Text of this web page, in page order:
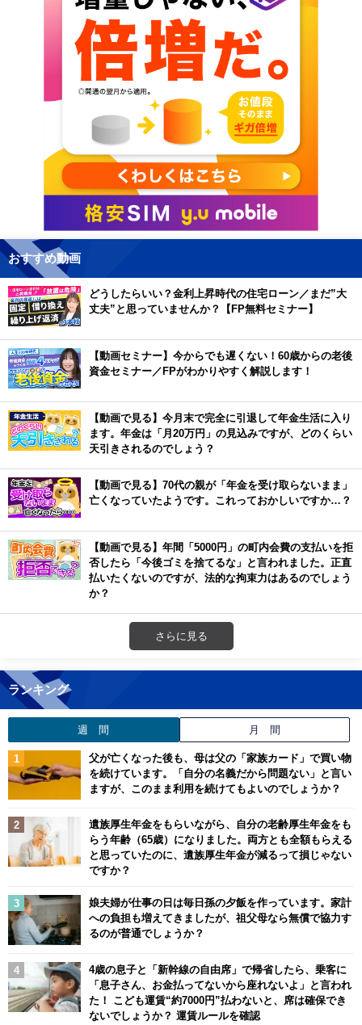
おすすめ動画
どうしたらいい？金利上昇時代の住宅ローン／まだ”大
丈夫”と思っていませんか？【FP無料セミナー】
【動画セミナー】今からでも遅くない！60歳からの老後
資金セミナー／FPがわかりやすく解説します！
【動画で見る】今月末で完全に引退して年金生活に入り
ます。年金は「月20万円」の見込みですが、どのくらい
天引きされるのでしょう？
【動画で見る】70代の親が「年金を受け取らないまま」
亡くなっていたようです。これっておかしいですか…？
【動画で見る】年間「5000円」の町内会費の支払いを拒
否したら「今後ゴミを捨てるな」と言われました。正直
払いたくないのですが、法的な拘束力はあるのでしょう
か？
さらに見る
ランキング
週 間 月 間
父が亡くなった後も、母は父の「家族カード」で買い物
を続けています。「自分の名義だから問題ない」と言い
ますが、このまま利用を続けてもよいのでしょうか？
遺族厚生年金をもらいながら、自分の老齢厚生年金をも
らう年齢（65歳）になりました。両方とも全額もらえる
と思っていたのに、遺族厚生年金が減るって損じゃない
ですか？
娘夫婦が仕事の日は毎日孫の夕飯を作っています。家計
への負担も増えてきましたが、祖父母なら無償で協力す
るのが普通でしょうか？
4歳の息子と「新幹線の自由席」で帰省したら、乗客に
「息子さん、お金払ってないから座れないよ」と言われ
た！ こども運賃“約7000円”払わないと、席は確保でき
ないでしょうか？ 運賃ルールを確認